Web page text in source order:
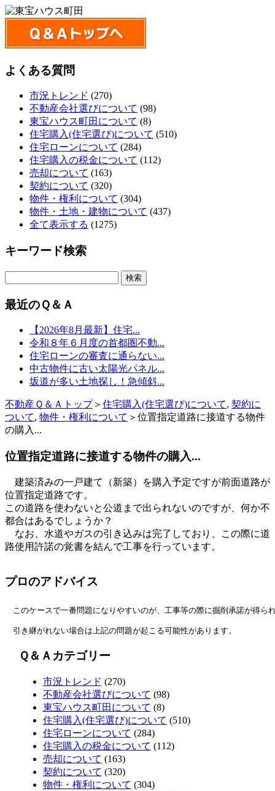
よくある質問
市況トレンド (270)
不動産会社選びについて (98)
東宝ハウス町田について (8)
住宅購入(住宅選び)について (510)
住宅ローンについて (284)
住宅購入の税金について (112)
売却について (163)
契約について (320)
物件・権利について (304)
物件・土地・建物について (437)
全て表示する (1275)
キーワード検索
最近のＱ＆Ａ
【2026年8月最新】住宅...
令和８年６月度の首都圏不動...
住宅ローンの審査に通らない...
中古物件に古い太陽光パネル...
坂道が多い土地探し！急傾斜...
不動産Ｑ＆Ａトップ＞ 住宅購入(住宅選び)について, 契約に
ついて, 物件・権利について ＞位置指定道路に接道する物件
の購入...
位置指定道路に接道する物件の購入...
建築済みの一戸建て（新築）を購入予定ですが前面道路が
位置指定道路です。
この道路を使わないと公道まで出られないのですが、何か不
都合はあるでしょうか？
なお、水道やガスの引き込みは完了しており、この際に道
路使用許諾の覚書を結んで工事を行っています。
プロのアドバイス
このケースで一番問題になりやすいのが、工事等の際に掘削承諾が得ら
引き継がれない場合は上記の問題が起こる可能性があります。
Ｑ＆Ａカテゴリー
市況トレンド (270)
不動産会社選びについて (98)
東宝ハウス町田について (8)
住宅購入(住宅選び)について (510)
住宅ローンについて (284)
住宅購入の税金について (112)
売却について (163)
契約について (320)
物件・権利について (304)